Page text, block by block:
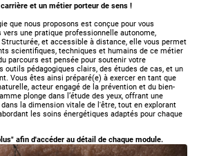
et un métier porteur de sens !
que nous proposons est conçue pour vous
vers une pratique professionnelle autonome,
et accessible à distance, elle vous permet
scientifiques, techniques et humains de ce métier
parcours est pensée pour soutenir votre
outils pédagogiques clairs, des études de cas, et un
Vous êtes ainsi préparé(e) à exercer en tant que
acteur engagé de la prévention et du bien-
plonge dans l’étude des yeux, offrant une
la dimension vitale de l'être, tout en explorant
les soins énergétiques adaptés pour chaque
afin d'accéder au détail de chaque module.